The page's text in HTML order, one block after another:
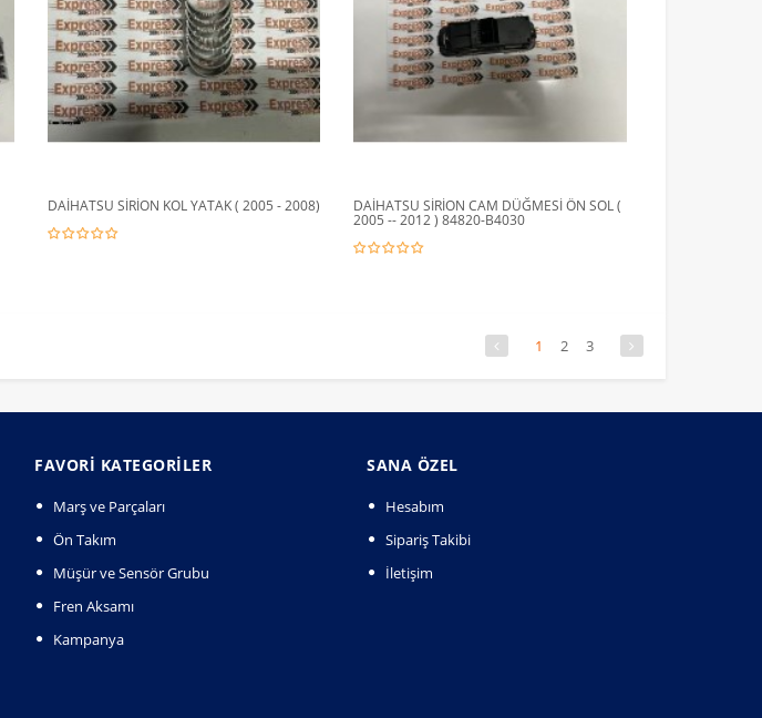
DAİHATSU SİRİON KOL YATAK ( 2005 - 2008) DAİHATSU SİRİON CAM DÜĞMESİ ÖN SOL (
2005 -- 2012 ) 84820-B4030
1 2 3
FAVORI KATEGORILER
Marş ve Parçaları
Ön Takım
Müşür ve Sensör Grubu
Fren Aksamı
Kampanya
SANA ÖZEL
Hesabım
Sipariş Takibi
İletişim